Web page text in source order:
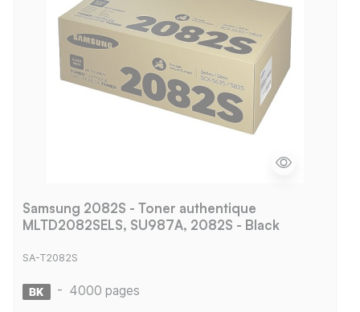
Samsung 2082S - Toner authentique
MLTD2082SELS, SU987A, 2082S - Black
SA-T2082S
- 4000 pages